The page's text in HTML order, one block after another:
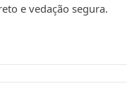
e vedação segura.